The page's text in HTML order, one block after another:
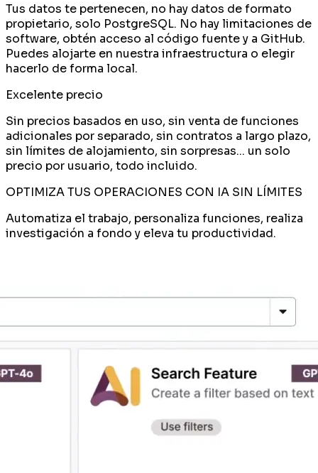
Tus datos te pertenecen, no hay datos de formato
propietario, solo PostgreSQL. No hay limitaciones de
software, obtén acceso al código fuente y a GitHub.
Puedes alojarte en nuestra infraestructura o elegir
hacerlo de forma local.
Excelente precio
Sin precios basados en uso, sin venta de funciones
adicionales por separado, sin contratos a largo plazo,
sin límites de alojamiento, sin sorpresas... un solo
precio por usuario, todo incluido.
OPTIMIZA TUS OPERACIONES CON IA SIN LÍMITES
Automatiza el trabajo, personaliza funciones, realiza
investigación a fondo y eleva tu productividad.